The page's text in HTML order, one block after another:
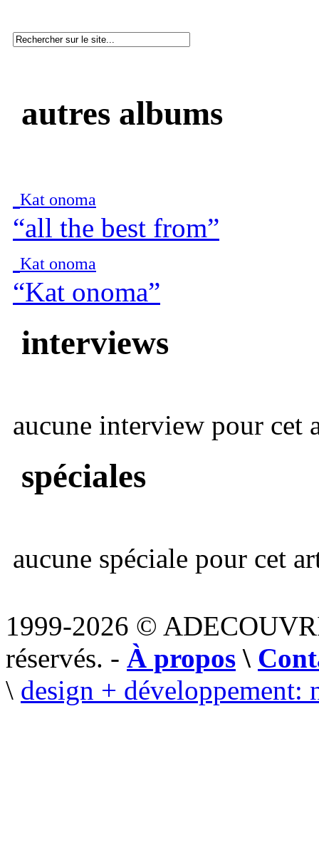
autres albums
Kat onoma
“all the best from”
Kat onoma
“Kat onoma”
interviews
aucune interview pour cet
spéciales
aucune spéciale pour cet
1999-2026 ©
réservés. - À propos \
\ design + développement: